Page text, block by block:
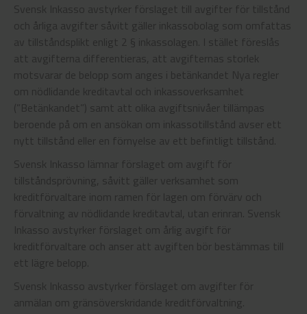
Svensk Inkasso avstyrker förslaget till avgifter för tillstånd
och årliga avgifter såvitt gäller inkassobolag som omfattas
av tillståndsplikt enligt 2 § inkassolagen. I stället föreslås
att avgifterna differentieras, att avgifternas storlek
motsvarar de belopp som anges i betänkandet Nya regler
om nödlidande kreditavtal och inkassoverksamhet
(”Betänkandet”) samt att olika avgiftsnivåer tillämpas
beroende på om en ansökan om inkassotillstånd avser ett
nytt tillstånd eller en förnyelse av ett befintligt tillstånd.
Svensk Inkasso lämnar förslaget om avgift för
tillståndsprövning, såvitt gäller verksamhet som
kreditförvaltare inom ramen för lagen om förvärv och
förvaltning av nödlidande kreditavtal, utan erinran. Svensk
Inkasso avstyrker förslaget om årlig avgift för
kreditförvaltare och anser att avgiften bör bestämmas till
ett lägre belopp.
Svensk Inkasso avstyrker förslaget om avgifter för
anmälan om gränsöverskridande kreditförvaltning.